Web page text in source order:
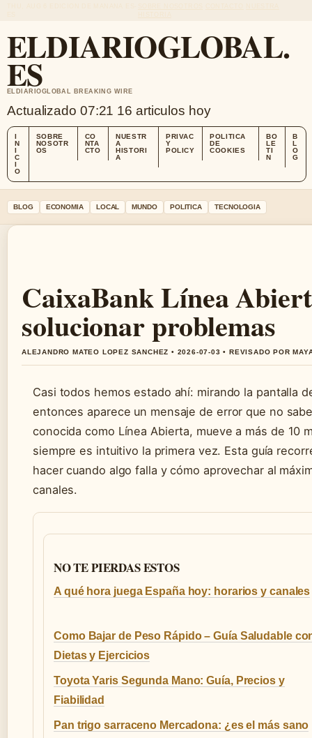
ELDIARIOGLOBAL.
ES
ELDIARIOGLOBAL BREAKING WIRE
Actualizado 07:21 16 articulos hoy
I
N
I
C
I
O
SOBRE
NOSOTR
OS
CO
NTA
CTO
NUESTR
A
HISTORI
A
PRIVAC
Y
POLICY
POLITICA
DE
COOKIES
BO
LE
TI
N
B
L
O
G
BLOG ECONOMIA LOCAL MUNDO POLITICA TECNOLOGIA
CaixaBank Línea
solucionar problemas
ALEJANDRO MATEO LOPEZ SANCHEZ • 2026-07-03 • REVISADO POR
Casi todos hemos estado ahí: mirando la pantalla
entonces aparece un mensaje de error que no
conocida como Línea Abierta, mueve a más de 10
siempre es intuitivo la primera vez. Esta guía
hacer cuando algo falla y cómo aprovechar al
canales.
NO TE PIERDAS ESTOS
A qué hora juega España hoy: horarios y canales
Como Bajar de Peso Rápido – Guía Saludable
Dietas y Ejercicios
Toyota Yaris Segunda Mano: Guía, Precios y
Fiabilidad
Pan trigo sarraceno Mercadona: ¿es el más sano